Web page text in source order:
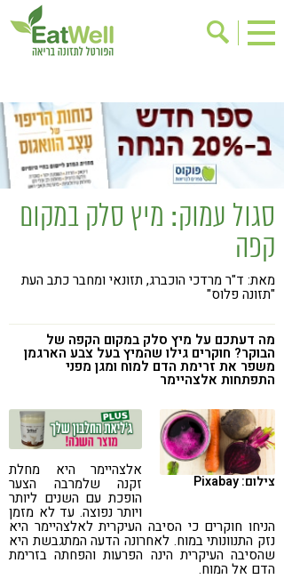
בישול בריא
אינדקס עסקים
ריפוי ומניעת מחלות
בריאות האישה
מתכוני בריאות
אירועים
שינוי תזונתי
גישות בתזונה
ניקוי רעלים
מזונות על
ילדים
תזונה וספורט
הפרעות קשב & ריכוז
אכילה רגשית
רגישות לגלוטן
קורונה
טבעונות
סגול עמוק: מיץ סלק במקום
קפה
מאת: ד"ר מרדכי הוכברג, תזונאי ומחבר כתב העת
"תזונה פלוס"
מה דעתכם על מיץ סלק במקום הקפה של
הבוקר? חוקרים גילו שהמיץ בעל צבע הארגמן
משפר את זרימת הדם למוח ומגן מפני
התפתחות אלצהיימר
צילום: Pixabay
אלצהיימר היא מחלת
זקנה שלמרבה הצער
הופכת עם השנים ליותר
ויותר נפוצה. עד לא מזמן
הניחו חוקרים כי הסיבה העיקרית לאלצהיימר היא
נזק התנוונותי במוח. לאחרונה הדעה המתגבשת היא
שהסיבה העיקרית הינה הפרעות והפחתה בזרימת
הדם אל המוח.